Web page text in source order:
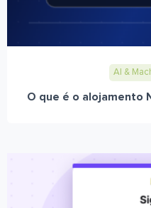
AI &
O que é o alojamento